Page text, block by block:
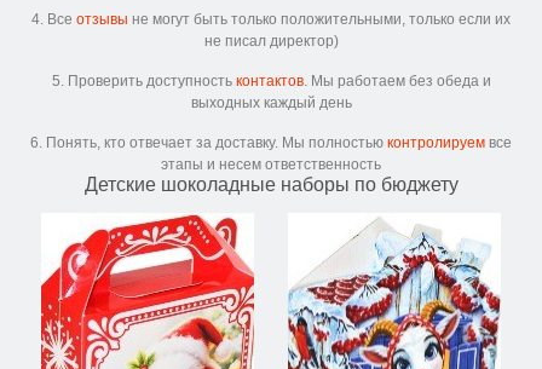
4. Все отзывы не могут быть только положительными, только если их
не писал директор)
5. Проверить доступность контактов. Мы работаем без обеда и
выходных каждый день
6. Понять, кто отвечает за доставку. Мы полностью контролируем все
этапы и несем ответственность
Детские шоколадные наборы по бюджету